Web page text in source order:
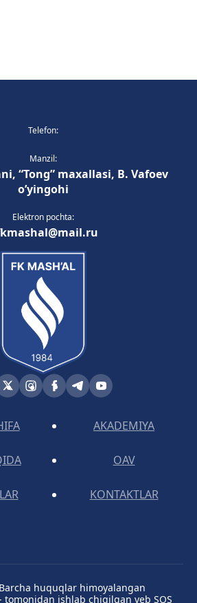
Telefon:
Manzil:
“Tong” maxallasi, B. Vafoev
o’yingohi
Elektron pochta:
AKADEMIYA
OAV
KONTAKTLAR
Barcha huquqlar himoyalangan
ishlab chiqilgan veb SOS